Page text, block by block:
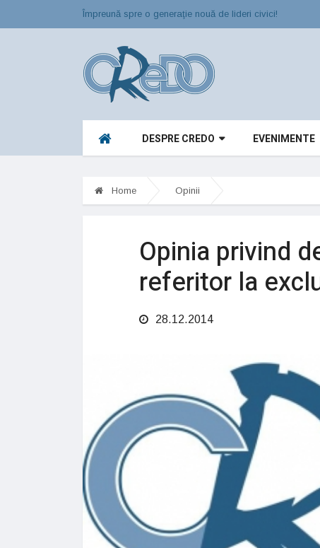
Împreună spre o generaţie nouă de lideri civici!
DESPRE CREDO EVENIMENTE
Home Opinii
Opinia privind
referitor la
28.12.2014